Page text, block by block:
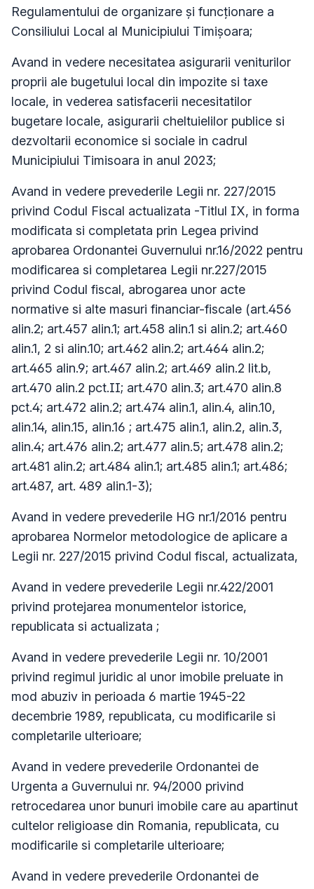
Regulamentului de organizare și funcționare a
Consiliului Local al Municipiului Timișoara;
Avand in vedere necesitatea asigurarii veniturilor
proprii ale bugetului local din impozite si taxe
locale, in vederea satisfacerii necesitatilor
bugetare locale, asigurarii cheltuielilor publice si
dezvoltarii economice si sociale in cadrul
Municipiului Timisoara in anul 2023;
Avand in vedere prevederile Legii nr. 227/2015
privind Codul Fiscal actualizata -Titlul IX, in forma
modificata si completata prin Legea privind
aprobarea Ordonantei Guvernului nr.16/2022 pentru
modificarea si completarea Legii nr.227/2015
privind Codul fiscal, abrogarea unor acte
normative si alte masuri financiar-fiscale (art.456
alin.2; art.457 alin.1; art.458 alin.1 si alin.2; art.460
alin.1, 2 si alin.10; art.462 alin.2; art.464 alin.2;
art.465 alin.9; art.467 alin.2; art.469 alin.2 lit.b,
art.470 alin.2 pct.II; art.470 alin.3; art.470 alin.8
pct.4; art.472 alin.2; art.474 alin.1, alin.4, alin.10,
alin.14, alin.15, alin.16 ; art.475 alin.1, alin.2, alin.3,
alin.4; art.476 alin.2; art.477 alin.5; art.478 alin.2;
art.481 alin.2; art.484 alin.1; art.485 alin.1; art.486;
art.487, art. 489 alin.1-3);
Avand in vedere prevederile HG nr.1/2016 pentru
aprobarea Normelor metodologice de aplicare a
Legii nr. 227/2015 privind Codul fiscal, actualizata,
Avand in vedere prevederile Legii nr.422/2001
privind protejarea monumentelor istorice,
republicata si actualizata ;
Avand in vedere prevederile Legii nr. 10/2001
privind regimul juridic al unor imobile preluate in
mod abuziv in perioada 6 martie 1945-22
decembrie 1989, republicata, cu modificarile si
completarile ulterioare;
Avand in vedere prevederile Ordonantei de
Urgenta a Guvernului nr. 94/2000 privind
retrocedarea unor bunuri imobile care au apartinut
cultelor religioase din Romania, republicata, cu
modificarile si completarile ulterioare;
Avand in vedere prevederile Ordonantei de